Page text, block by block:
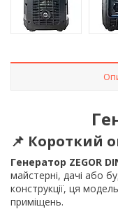
📌 Короткий
Генератор ZEGOR
майстерні, дачі або
конструкції, ця
приміщень.